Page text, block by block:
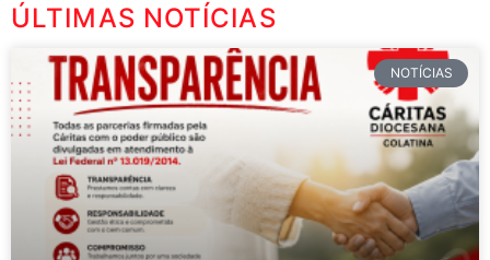
ÚLTIMAS NOTÍCIAS
NOTÍCIAS